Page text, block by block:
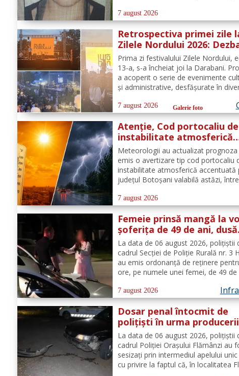
și comuna Dimăcheni, județul
Semnalmentele numitei Alexa...
7 august 2026
Retrospectiva primei zile
Zilele Nordului 2026:
concert Byron și proiecție
film
Prima zi festivalului Zilele Nordului,
13-a, s-a încheiat joi la Darabani.
a acoperit o serie de evenimente
și administrative, desfășurate în
oficial comunicat de Asociația Nord,
jos se regăsește sinteza
7 august 2026 Galerie foto
Atenție, Cod portocaliu de
instabilitate atmosferică
pentru județul Botoșani!
Meteorologii au actualizat prognoza
emis o avertizare tip cod portocaliu
instabilitate atmosferică accentuată
județul Botoșani valabilă astăzi,
intensificări ale vântului, vijelii
(rafale de 70...90 km/h), averse...
7 august 2026
Femeie prinsă mangă la
șoferița de 49 de ani, dusă
direct în arest
La data de 06 august 2026, polițiștii
cadrul Secției de Poliție Rurală nr. 3
au emis ordonanță de reținere
ore, pe numele unei femei, de 49 de
comiterea infracțiunii de
vehicul sub influența alcoolului. În
7 august 2026
Dosar penal întocmit de
polițiști în urma
accidenr. Un șofer beat a
un cap de pod
La data de 06 august 2026, polițiștii
cadrul Poliției Orașului Flămânzi au
sesizați prin intermediul apelului unic
cu privire la faptul că, în localitatea